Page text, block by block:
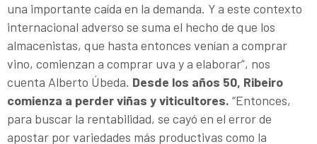
una importante caída en la demanda. Y a este contexto
internacional adverso se suma el hecho de que los
almacenistas, que hasta entonces venían a comprar
vino, comienzan a comprar uva y a elaborar”, nos
cuenta Alberto Úbeda. Desde los años 50, Ribeiro
comienza a perder viñas y viticultores. “Entonces,
para buscar la rentabilidad, se cayó en el error de
apostar por variedades más productivas como la